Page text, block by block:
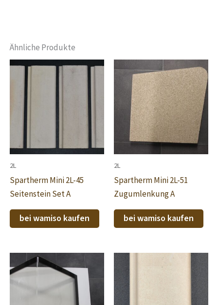
Ähnliche Produkte
2L
Spartherm Mini 2L-45
Seitenstein Set A
bei wamiso kaufen
2L
Spartherm Mini 2L-51
Zugumlenkung A
bei wamiso kaufen